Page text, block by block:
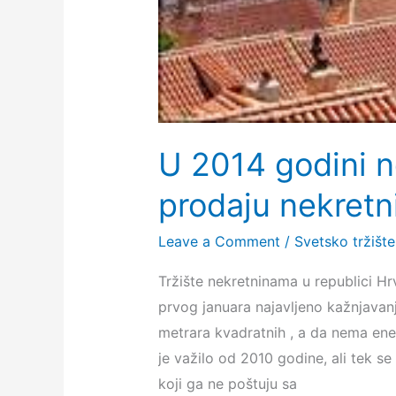
U 2014 godini
prodaju
Leave a Comment / Svetsko tržište
Tržište nekretninama u republici
prvog januara najavljeno
metrara kvadratnih , a da nema
je važilo od 2010 godine, ali tek
koji ga ne poštuju sa